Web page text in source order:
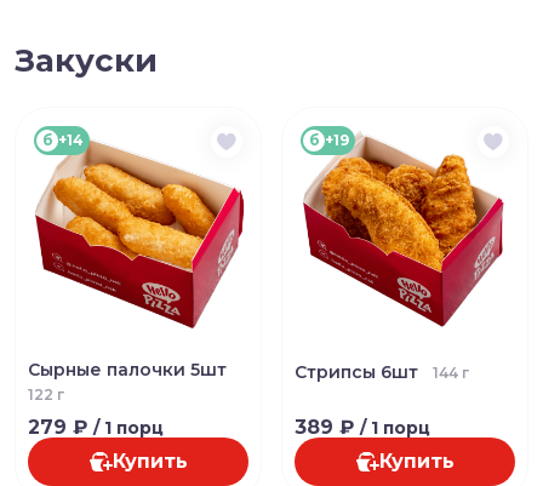
Закуски
б +14
Сырные палочки 5шт
122 г
279 ₽ / 1 порц
Купить
б +19
Стрипсы 6шт 144 г
389 ₽ / 1 порц
Купить